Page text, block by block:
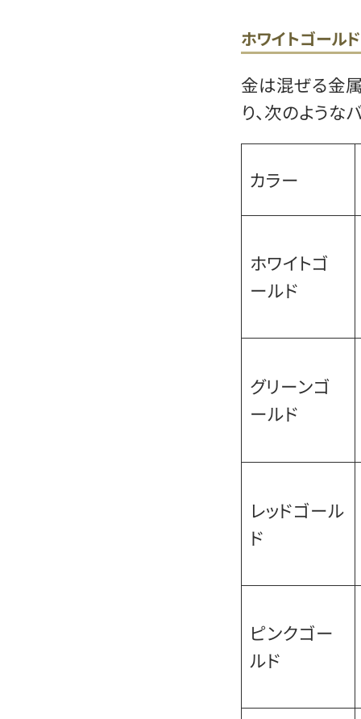
ホワイトゴール
金は混ぜる金
り、次のような
カラー
ホワイトゴ
ールド
グリーンゴ
ールド
レッドゴール
ド
ピンクゴー
ルド